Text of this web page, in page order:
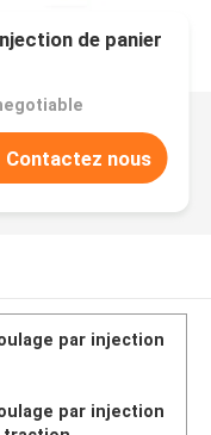
de panier
Contactez nous
par injection
par injection